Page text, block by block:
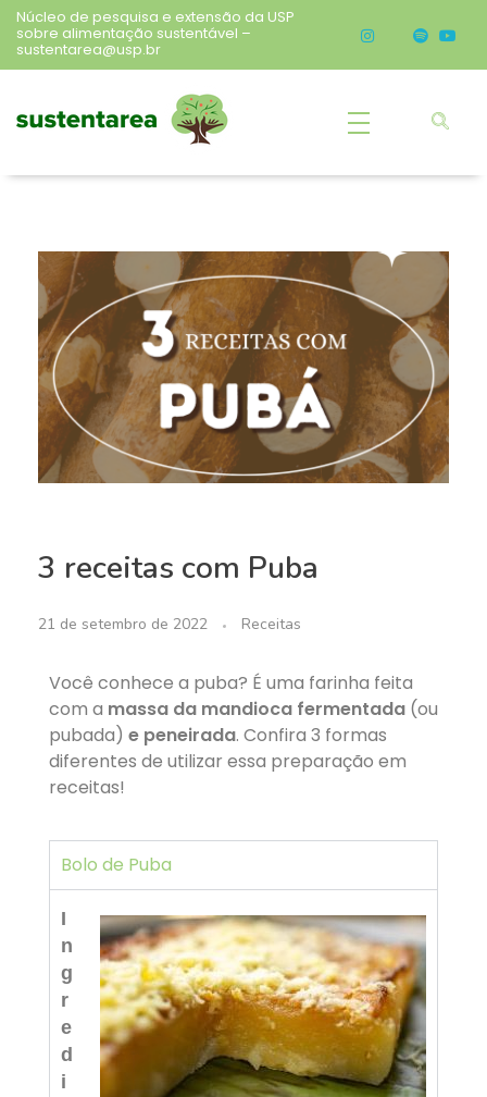
Núcleo de pesquisa e extensão da USP
sobre alimentação sustentável –
sustentarea@usp.br
Sustentarea
3 receitas com Puba
21 de setembro de 2022 Receitas
Você conhece a puba? É uma farinha feita
com a massa da mandioca fermentada (ou
pubada) e peneirada. Confira 3 formas
diferentes de utilizar essa preparação em
receitas!
Bolo de Puba
I
n
g
r
e
d
i